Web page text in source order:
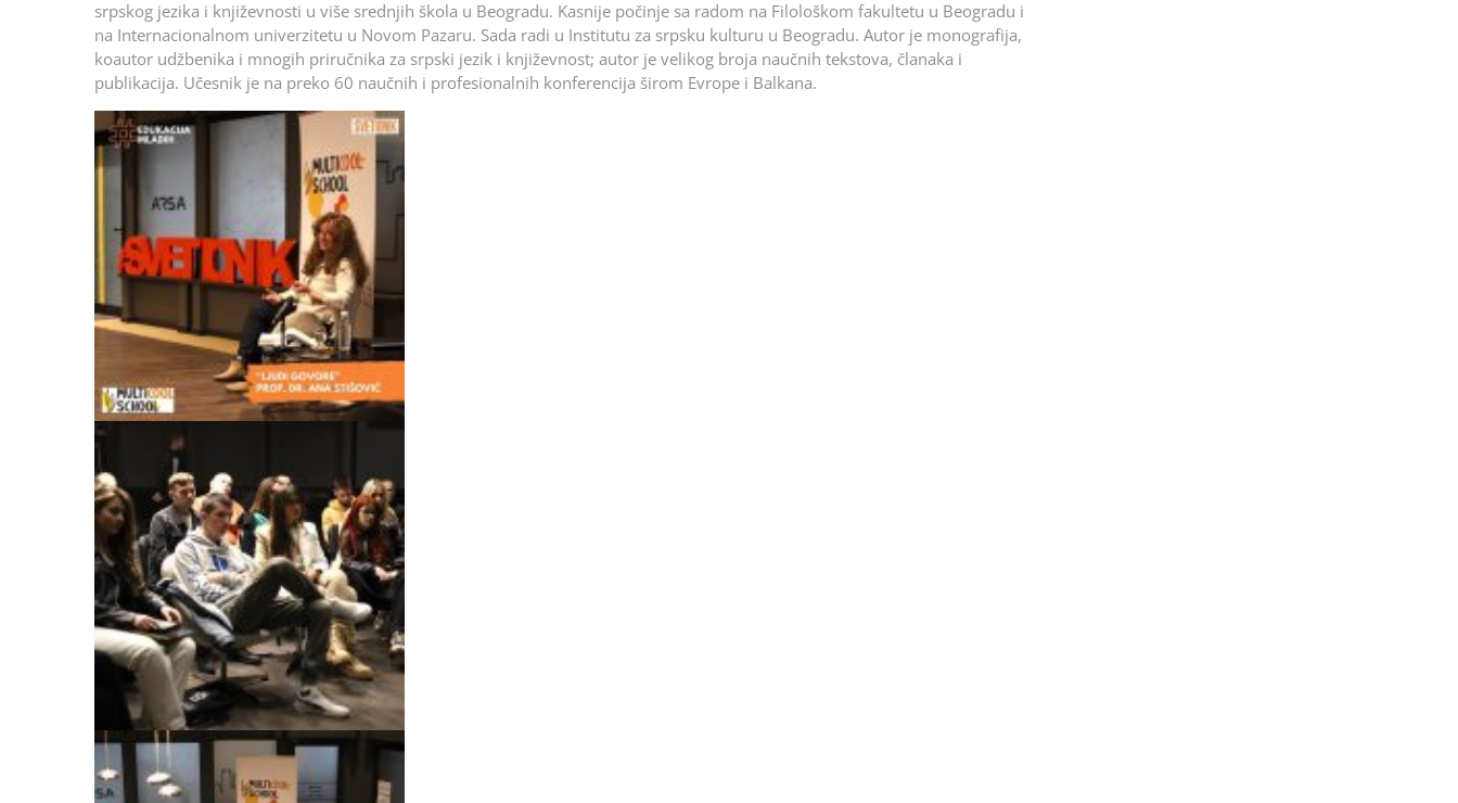
srpskog jezika i književnosti u više srednjih škola u Beogradu. Kasnije počinje sa radom na Filološkom fakultetu u Beogradu i
na Internacionalnom univerzitetu u Novom Pazaru. Sada radi u Institutu za srpsku kulturu u Beogradu. Autor je monografija,
koautor udžbenika i mnogih priručnika za srpski jezik i književnost; autor je velikog broja naučnih tekstova, članaka i
publikacija. Učesnik je na preko 60 naučnih i profesionalnih konferencija širom Evrope i Balkana.